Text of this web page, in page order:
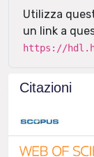
Utilizza
un link a
https://
Citazioni